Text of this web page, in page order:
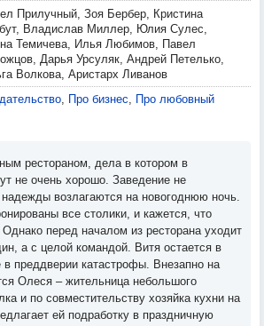
Прилучный, Зоя Бербер, Кристина
Владислав Миллер, Юлия Сулес,
Темичева, Илья Любимов, Павел
Дарья Урсуляк, Андрей Петелько,
Волкова, Аристарх Ливанов
, Про бизнес, Про любовный
рестораном, дела в котором в
не очень хорошо. Заведение не
надежды возлагаются на новогоднюю ночь.
все столики, и кажется, что
Однако перед началом из ресторана уходит
а с целой командой. Витя остается в
в преддверии катастрофы. Внезапно на
Олеся – жительница небольшого
и по совместительству хозяйка кухни на
ей подработку в праздничную